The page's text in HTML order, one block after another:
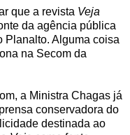
que a revista Veja
da agência pública
Planalto. Alguma coisa
na Secom da
a Ministra Chagas já
conservadora do
destinada ao